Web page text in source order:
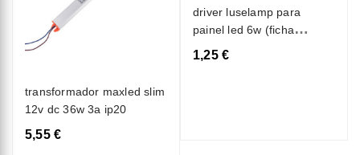
transformador maxled slim
12v dc 36w 3a ip20
5,55 €
driver luselamp para
painel led 6w (ficha
redonda)
1,25 €